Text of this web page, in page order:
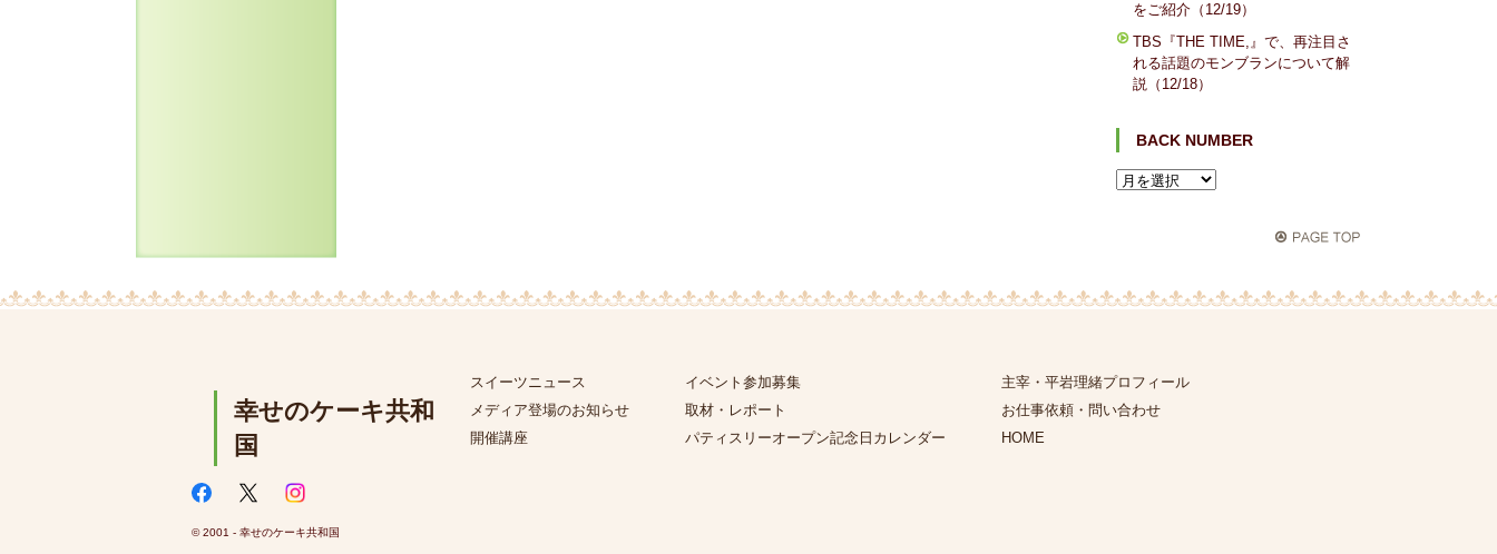
をご紹介（12/19）
TBS『THE TIME,』で、再注目さ
れる話題のモンブランについて解
説（12/18）
BACK NUMBER
幸せのケーキ共和
国
スイーツニュース
メディア登場のお知らせ
開催講座
イベント参加募集
取材・レポート
パティスリーオープン記念日カレンダー
主宰・平岩理緒プロフィール
お仕事依頼・問い合わせ
HOME
© 2001 - 幸せのケーキ共和国